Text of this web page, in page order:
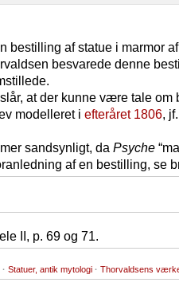
bestilling af statue i marmor
besvarede denne
at der kunne være tale
modelleret i efteråret 1806,
sandsynligt, da Psyche
af en bestilling, se
II, p. 69 og 71.
· Statuer, antik mytologi · Thorvaldsens